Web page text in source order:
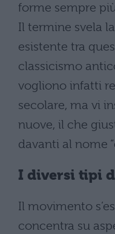
forme sempre
Il termine svela
esistente tra
classicismo
vogliono infatti
secolare, ma vi
nuove, il che
davanti al nome
I diversi tipi
Il movimento
concentra su